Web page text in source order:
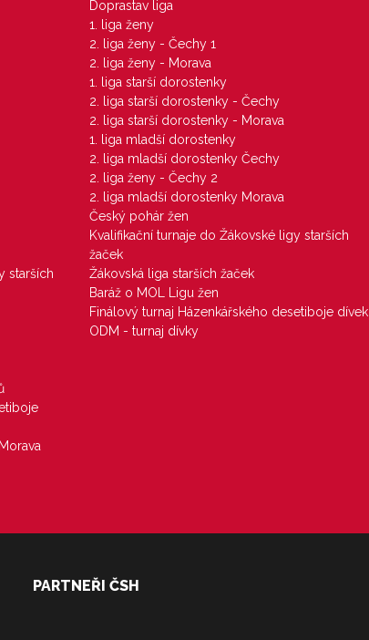
starších
Doprastav liga
1. liga ženy
2. liga ženy - Čechy 1
2. liga ženy - Morava
1. liga starší dorostenky
2. liga starší dorostenky - Čechy
2. liga starší dorostenky - Morava
1. liga mladší dorostenky
2. liga mladší dorostenky Čechy
2. liga ženy - Čechy 2
2. liga mladší dorostenky Morava
Český pohár žen
Kvalifikační turnaje do Žákovské ligy starších
žaček
Žákovská liga starších žaček
Baráž o MOL Ligu žen
Finálový turnaj Házenkářského desetiboje dívek
ODM - turnaj dívky
PARTNEŘI ČSH